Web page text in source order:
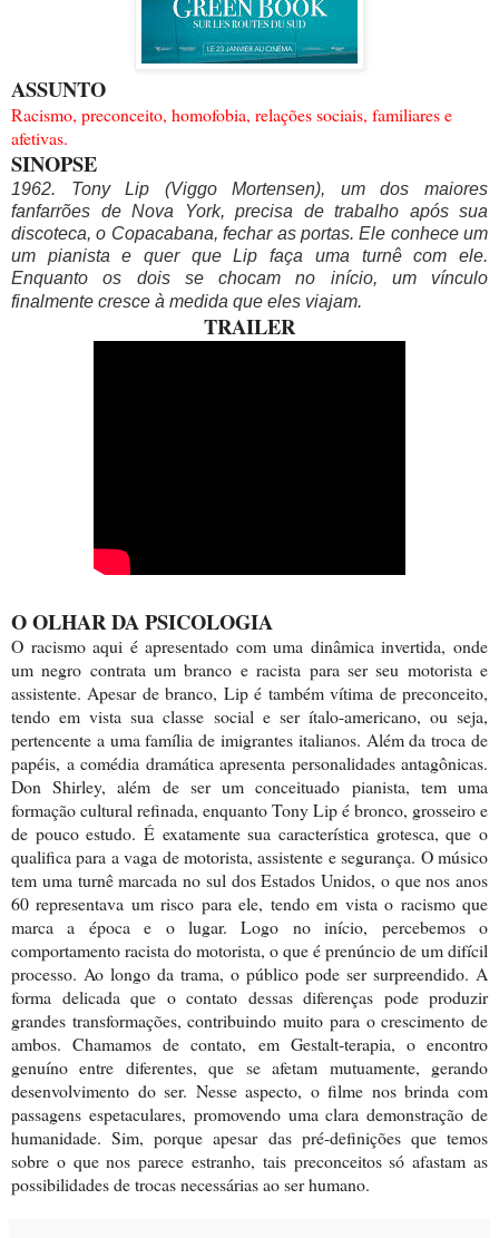
ASSUNTO
Racismo, preconceito, homofobia, relações sociais, familiares e
afetivas.
SINOPSE
1962. Tony Lip (Viggo Mortensen), um dos maiores
fanfarrões de Nova York, precisa de trabalho após sua
discoteca, o Copacabana, fechar as portas. Ele conhece um
um pianista e quer que Lip faça uma turnê com ele.
Enquanto os dois se chocam no início, um vínculo
finalmente cresce à medida que eles viajam.
TRAILER
O OLHAR DA PSICOLOGIA
O racismo aqui é apresentado com uma dinâmica invertida, onde
um negro contrata um branco e racista para ser seu motorista e
assistente. Apesar de branco, Lip é também vítima de preconceito,
tendo em vista sua classe social e ser ítalo-americano, ou seja,
pertencente a uma família de imigrantes italianos. Além da troca de
papéis, a comédia dramática apresenta personalidades antagônicas.
Don Shirley, além de ser um conceituado pianista, tem uma
formação cultural refinada, enquanto Tony Lip é bronco, grosseiro e
de pouco estudo. É exatamente sua característica grotesca, que o
qualifica para a vaga de motorista, assistente e segurança. O músico
tem uma turnê marcada no sul dos Estados Unidos, o que nos anos
60 representava um risco para ele, tendo em vista o racismo que
marca a época e o lugar. Logo no início, percebemos o
comportamento racista do motorista, o que é prenúncio de um difícil
processo. Ao longo da trama, o público pode ser surpreendido. A
forma delicada que o contato dessas diferenças pode produzir
grandes transformações, contribuindo muito para o crescimento de
ambos. Chamamos de contato, em Gestalt-terapia, o encontro
genuíno entre diferentes, que se afetam mutuamente, gerando
desenvolvimento do ser. Nesse aspecto, o filme nos brinda com
passagens espetaculares, promovendo uma clara demonstração de
humanidade. Sim, porque apesar das pré-definições que temos
sobre o que nos parece estranho, tais preconceitos só afastam as
possibilidades de trocas necessárias ao ser humano.